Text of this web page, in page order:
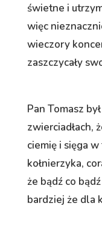
świetne i
więc
wieczory
zaszczycały
Pan Tomasz
zwierciadłach,
ciemię i sięga w
kołnierzyka,
że bądź co
bardziej że dla